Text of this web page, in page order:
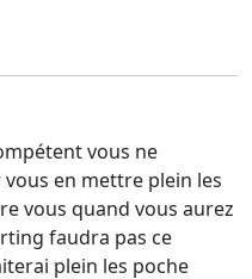
vous ne
en mettre plein les
vous quand vous aurez
faudra pas ce
plein les poche